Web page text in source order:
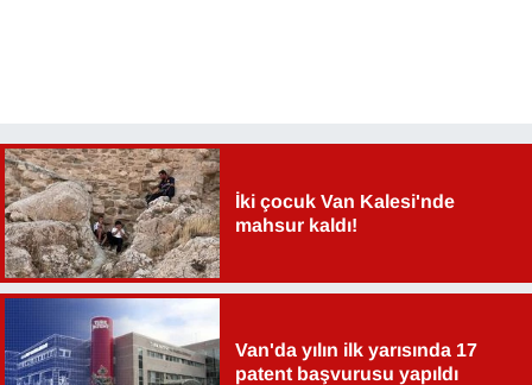
İki çocuk Van Kalesi'nde
mahsur kaldı!
Van'da yılın ilk yarısında 17
patent başvurusu yapıldı